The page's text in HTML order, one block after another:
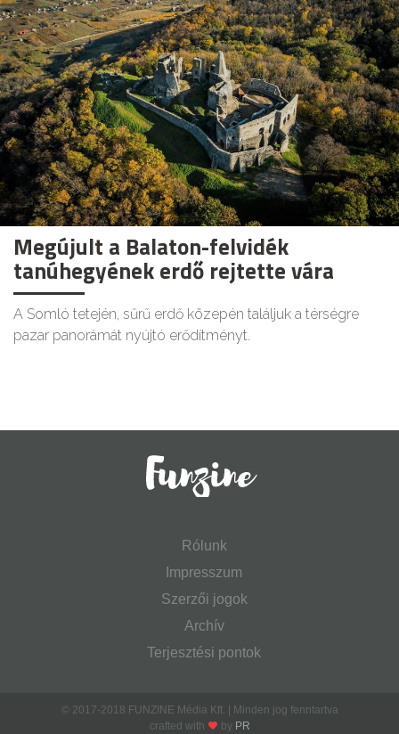
Megújult a Balaton-felvidék
tanúhegyének erdő rejtette vára
A Somló tetején, sűrű erdő közepén találjuk a térségre
pazar panorámát nyújtó erődítményt.
Rólunk
Impresszum
Szerzői jogok
Archív
Terjesztési pontok
© 2017-2018 FUNZINE Média Kft. | Minden jog fenntartva
crafted with
by PR